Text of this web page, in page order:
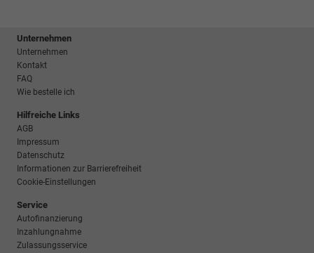
Unternehmen
Unternehmen
Kontakt
FAQ
Wie bestelle ich
Hilfreiche Links
AGB
Impressum
Datenschutz
Informationen zur Barrierefreiheit
Cookie-Einstellungen
Service
Autofinanzierung
Inzahlungnahme
Zulassungsservice